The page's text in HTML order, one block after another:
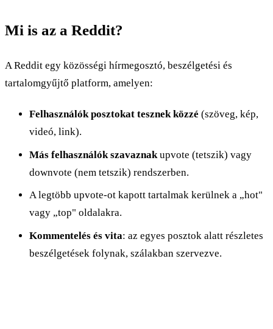
Mi is az a Reddit?
A Reddit egy közösségi hírmegosztó, beszélgetési és
tartalomgyűjtő platform, amelyen:
Felhasználók posztokat tesznek közzé (szöveg, kép,
videó, link).
Más felhasználók szavaznak upvote (tetszik) vagy
downvote (nem tetszik) rendszerben.
A legtöbb upvote-ot kapott tartalmak kerülnek a „hot"
vagy „top" oldalakra.
Kommentelés és vita: az egyes posztok alatt részletes
beszélgetések folynak, szálakban szervezve.